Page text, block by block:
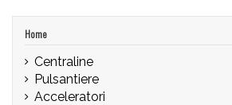
Home
Centraline
Pulsantiere
Acceleratori